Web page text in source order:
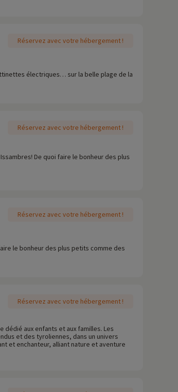
Réservez avec votre hébergement !
électriques… sur la belle plage de la
Réservez avec votre hébergement !
De quoi faire le bonheur des plus
Réservez avec votre hébergement !
le bonheur des plus petits comme des
Réservez avec votre hébergement !
dédié aux enfants et aux familles. Les
et des tyroliennes, dans un univers
et enchanteur, alliant nature et aventure